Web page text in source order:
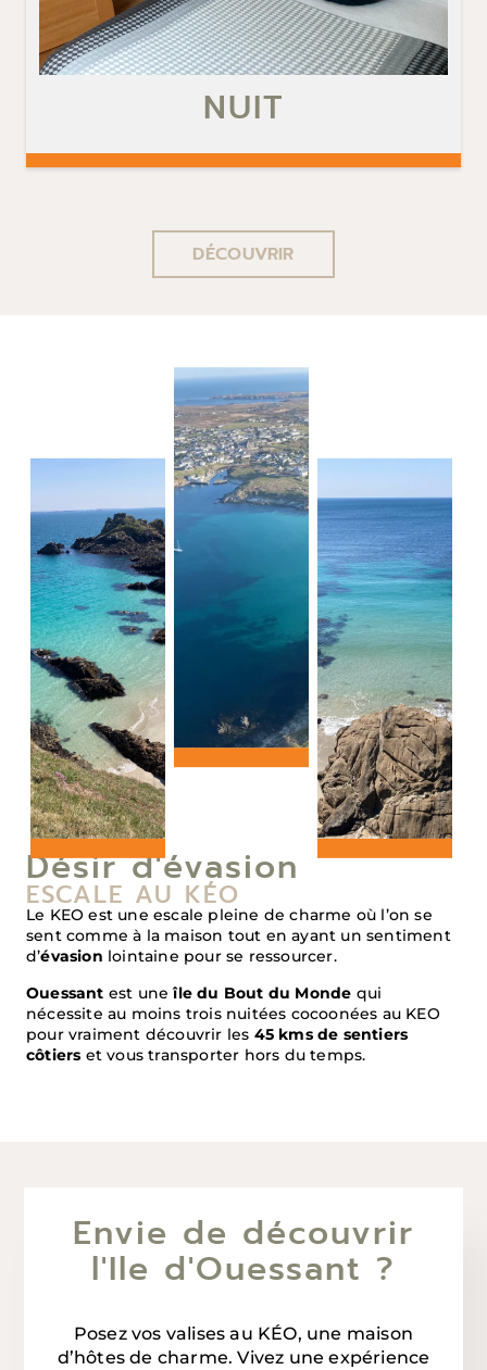
NUIT
DÉCOUVRIR
Désir d'évasion
ESCALE AU KÉO
Le KEO est une escale pleine de charme où l’on se
sent comme à la maison tout en ayant un sentiment
d’évasion lointaine pour se ressourcer.
Ouessant est uneîle du Bout du Monde qui
nécessite au moins trois nuitées cocoonées au KEO
pour vraiment découvrir les 45 kms de sentiers
côtiers et vous transporter hors du temps.
Envie de découvrir
l'Ile d'Ouessant ?
Posez vos valises au KÉO, une maison
d’hôtes de charme. Vivez une expérience